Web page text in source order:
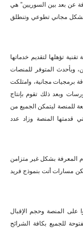
عن بعد بين السوريين” هي
بشكل مجاني تطوعي وتنطلق
تؤهلها لتقديم خدماتها
وبأحدث المتوفر للمنصات
برمجيات مجانية، وامتلكت
وبعد ذلك تقوم بإنتاج
للمنصة ليتمكن الجميع من
قدمتها المنصة وزاد عدد
المعرفة بشكل غير متزامن
مسارات أتت بنموذج فريد
على المنصة وحجم الإقبال
للجميع بكافة الشرائح